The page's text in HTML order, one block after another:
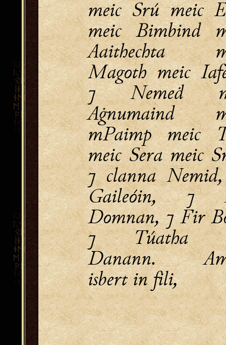
meic Srú meic
meic Bimbind
Aaithechta
Magoth meic
⁊ Nemeḋ
Aġnumaind
mPaimp meic
meic Sera meic
⁊ clanna
Gaileóin, ⁊
Domnan, ⁊ Fir
⁊ Túatha
Danann.
isbert in fili,